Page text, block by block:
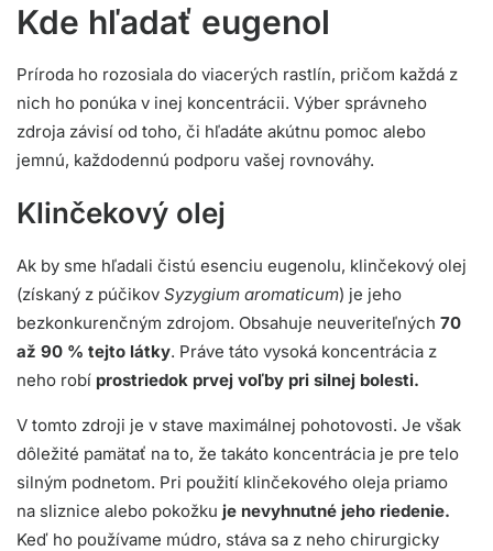
Kde hľadať eugenol
Príroda ho rozosiala do viacerých rastlín, pričom každá z
nich ho ponúka v inej koncentrácii. Výber správneho
zdroja závisí od toho, či hľadáte akútnu pomoc alebo
jemnú, každodennú podporu vašej rovnováhy.
Klinčekový olej
Ak by sme hľadali čistú esenciu eugenolu, klinčekový olej
(získaný z púčikov Syzygium aromaticum) je jeho
bezkonkurenčným zdrojom. Obsahuje neuveriteľných 70
až 90 % tejto látky. Práve táto vysoká koncentrácia z
neho robí prostriedok prvej voľby pri silnej bolesti.
V tomto zdroji je v stave maximálnej pohotovosti. Je však
dôležité pamätať na to, že takáto koncentrácia je pre telo
silným podnetom. Pri použití klinčekového oleja priamo
na sliznice alebo pokožku je nevyhnutné jeho riedenie.
Keď ho používame múdro, stáva sa z neho chirurgicky